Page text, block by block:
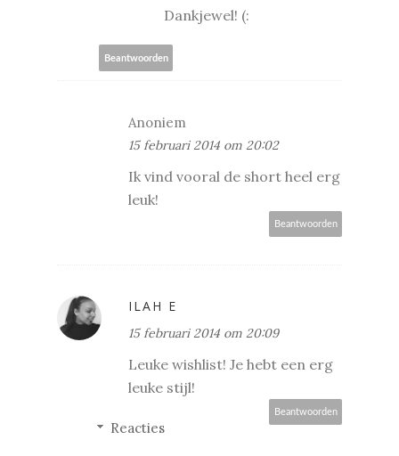
Dankjewel! (:
Beantwoorden
Anoniem
15 februari 2014 om 20:02
Ik vind vooral de short heel erg
leuk!
Beantwoorden
ILAH E
15 februari 2014 om 20:09
Leuke wishlist! Je hebt een erg
leuke stijl!
Beantwoorden
Reacties